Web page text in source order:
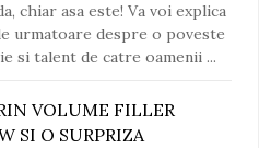
chiar asa este! Va voi explica
urmatoare despre o poveste
si talent de catre oamenii ...
VOLUME FILLER
SI O SURPRIZA